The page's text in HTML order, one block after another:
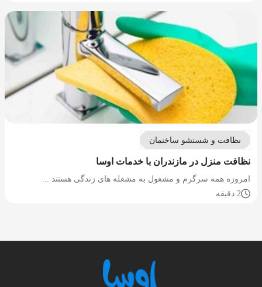
نظافت و شستشو ساختمان
نظافت منزل در مازندران با خدمات اوسا
امروزه همه سرگرم و مشغول به مشغله های زندگی هستند ...
2 دقیقه